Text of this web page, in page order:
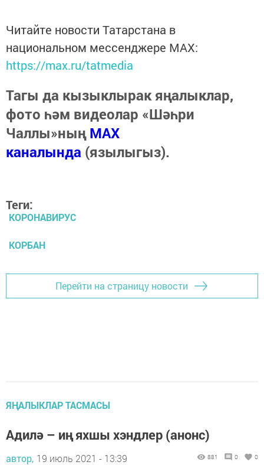
Читайте новости Татарстана в
национальном мессенджере MАХ:
https://max.ru/tatmedia
Тагы да кызыклырак яңалыклар,
фото һәм видеолар «Шәһри
Чаллы»ныңMAX
каналында (язылыгыз).
Теги:
КОРОНАВИРУС
КОРБАН
Перейти на страницу новости
ЯҢАЛЫКЛАР ТАСМАСЫ
Адилә – иң яхшы хэндлер (анонс)
автор, 19 июль 2021 - 13:39 881 0 0